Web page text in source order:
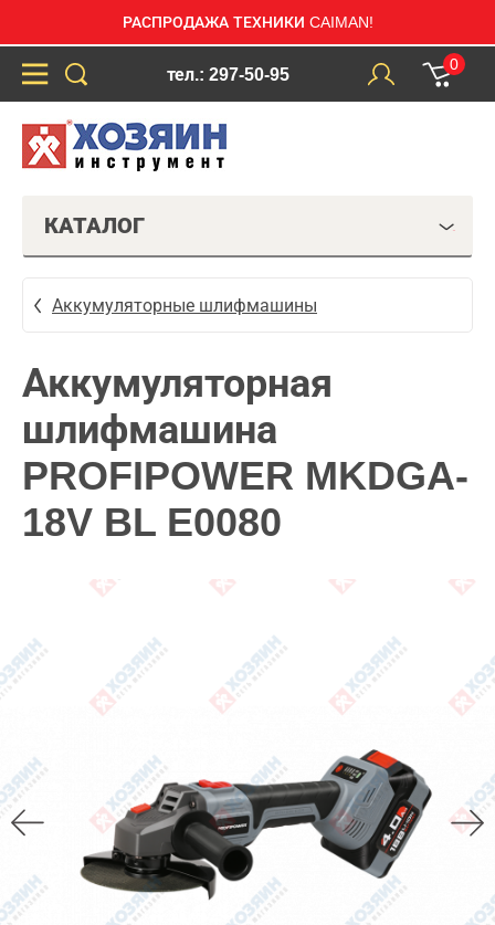
РАСПРОДАЖА ТЕХНИКИ CAIMAN!
тел.: 297-50-95
0
КАТАЛОГ
Аккумуляторные шлифмашины
Аккумуляторная
шлифмашина
PROFIPOWER MKDGA-
18V BL E0080